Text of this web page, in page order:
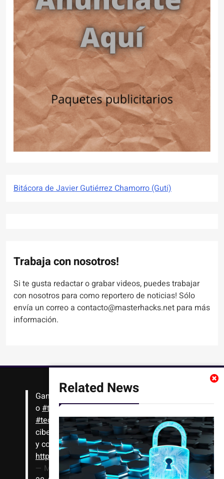
Related News
Bitácora de Javier Gutiérrez Chamorro (Guti)
Trabaja con nosotros!
Si te gusta redactar o grabar videos, puedes trabajar
con nosotros para como reportero de noticias! Sólo
envía un correo a contacto@masterhacks.net para más
información.
Gana #Bitcoinsolo con leer artículos, noticias
o#tutorialesinteresantes de ciencia,
#tecnología,#criptomonedas, seguridad
cibernética y más!! Sólo tienes que registrarte
y comenzar a navegar
https://t.co/1KjkllJEit
— Masterhacks (@Masterhacks_net)August